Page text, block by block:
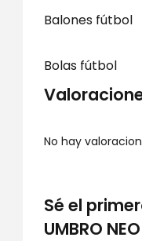
Balones fútbol
Bolas fútbol
No hay
Sé el
UMBRO